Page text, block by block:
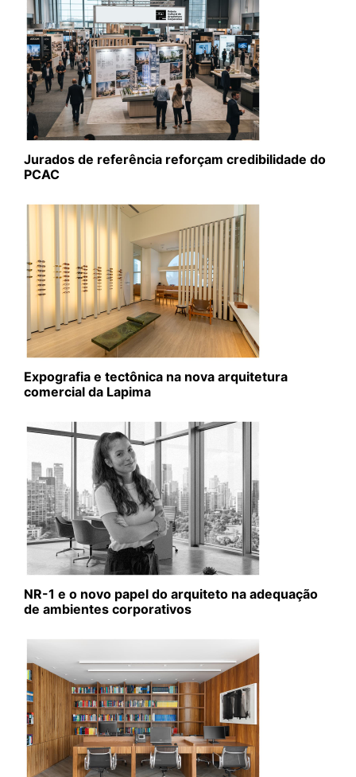
Jurados de referência reforçam credibilidade do
PCAC
Expografia e tectônica na nova arquitetura
comercial da Lapima
NR-1 e o novo papel do arquiteto na adequação
de ambientes corporativos